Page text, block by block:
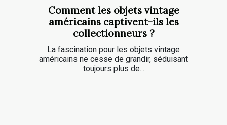
Comment les objets vintage
américains captivent-ils les
collectionneurs ?
La fascination pour les objets vintage
américains ne cesse de grandir, séduisant
toujours plus de...